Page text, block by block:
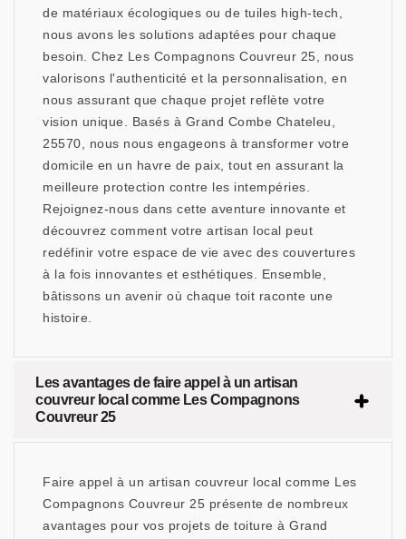
de matériaux écologiques ou de tuiles high-tech,
nous avons les solutions adaptées pour chaque
besoin. Chez Les Compagnons Couvreur 25, nous
valorisons l'authenticité et la personnalisation, en
nous assurant que chaque projet reflète votre
vision unique. Basés à Grand Combe Chateleu,
25570, nous nous engageons à transformer votre
domicile en un havre de paix, tout en assurant la
meilleure protection contre les intempéries.
Rejoignez-nous dans cette aventure innovante et
découvrez comment votre artisan local peut
redéfinir votre espace de vie avec des couvertures
à la fois innovantes et esthétiques. Ensemble,
bâtissons un avenir où chaque toit raconte une
histoire.
Les avantages de faire appel à un artisan
couvreur local comme Les Compagnons
Couvreur 25
Faire appel à un artisan couvreur local comme Les
Compagnons Couvreur 25 présente de nombreux
avantages pour vos projets de toiture à Grand